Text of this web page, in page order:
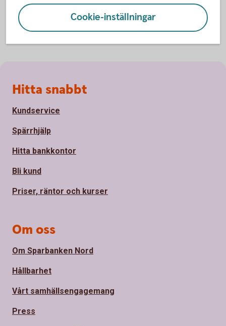
Cookie-inställningar
Sidfot
Hitta snabbt
Kundservice
Spärrhjälp
Hitta bankkontor
Bli kund
Priser, räntor och kurser
Om oss
Om Sparbanken Nord
Hållbarhet
Vårt samhällsengagemang
Press